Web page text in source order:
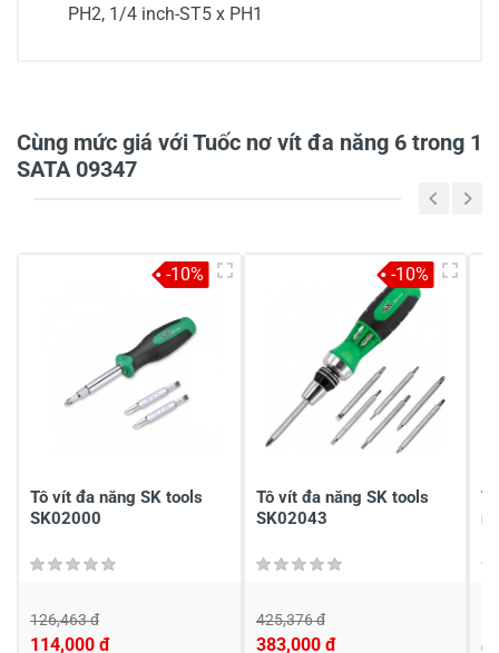
PH2, 1/4 inch-ST5 x PH1
-
-
Chia sẻ nhận xét về sản phẩm
Cùng mức giá với Tuốc nơ vít đa năng 6 trong 1
SATA 09347
Tô vít đa năng SK tools
SK02000
126,463 đ
114,000 đ
-10%
Tô vít đa năng SK tools
SK02043
425,376 đ
383,000 đ
-10%